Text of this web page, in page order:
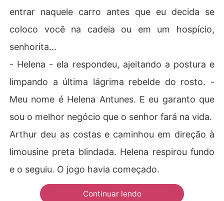
entrar naquele carro antes que eu decida se
coloco você na cadeia ou em um hospício,
senhorita...
​- Helena - ela respondeu, ajeitando a postura e
limpando a última lágrima rebelde do rosto. -
Meu nome é Helena Antunes. E eu garanto que
sou o melhor negócio que o senhor fará na vida.
​Arthur deu as costas e caminhou em direção à
limousine preta blindada. Helena respirou fundo
e o seguiu. O jogo havia começado.
Continuar lendo